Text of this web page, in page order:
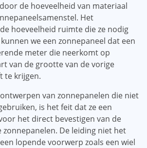
de hoeveelheid van materiaal
Het
hoeveelheid ruimte die ze nodig
we een zonnepaneel dat een
meter die neerkomt op
van de grootte van de vorige
te krijgen.
van zonnepanelen die niet
is het feit dat ze een
het direct bevestigen van de
zonnepanelen. De leiding niet het
lopende voorwerp zoals een wiel